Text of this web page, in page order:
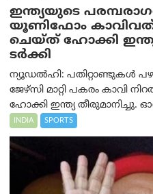
ഇന്ത്യയുടെ
യൂണിഫോം
ചെയ്ത് ഹോക്കി
ടര്‍ക്കി
ന്യൂഡൽഹി: പതിറ്റാണ്ടുകൾ
ജേഴ്‌സി മാറ്റി പകരം കാവി
ഹോക്കി ഇന്ത്യ തീരുമാനിച്ചു.
INDIA SPORTS